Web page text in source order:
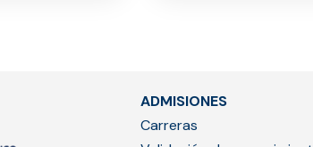
ADMISIONES
Carreras